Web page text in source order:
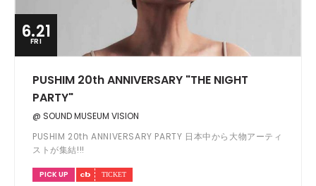
6.21
FRI
PUSHIM 20th ANNIVERSARY "THE NIGHT
PARTY"
@ SOUND MUSEUM VISION
PUSHIM 20th ANNIVERSARY PARTY 日本中から大物アーティ
ストが集結!!!
PICK UP